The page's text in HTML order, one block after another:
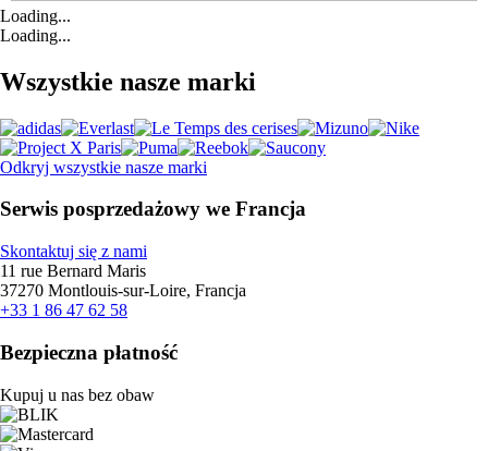
Loading...
Loading...
Wszystkie nasze marki
Odkryj wszystkie nasze marki
Serwis posprzedażowy we Francja
Skontaktuj się z nami
11 rue Bernard Maris
37270 Montlouis-sur-Loire, Francja
+33 1 86 47 62 58
Bezpieczna płatność
Kupuj u nas bez obaw